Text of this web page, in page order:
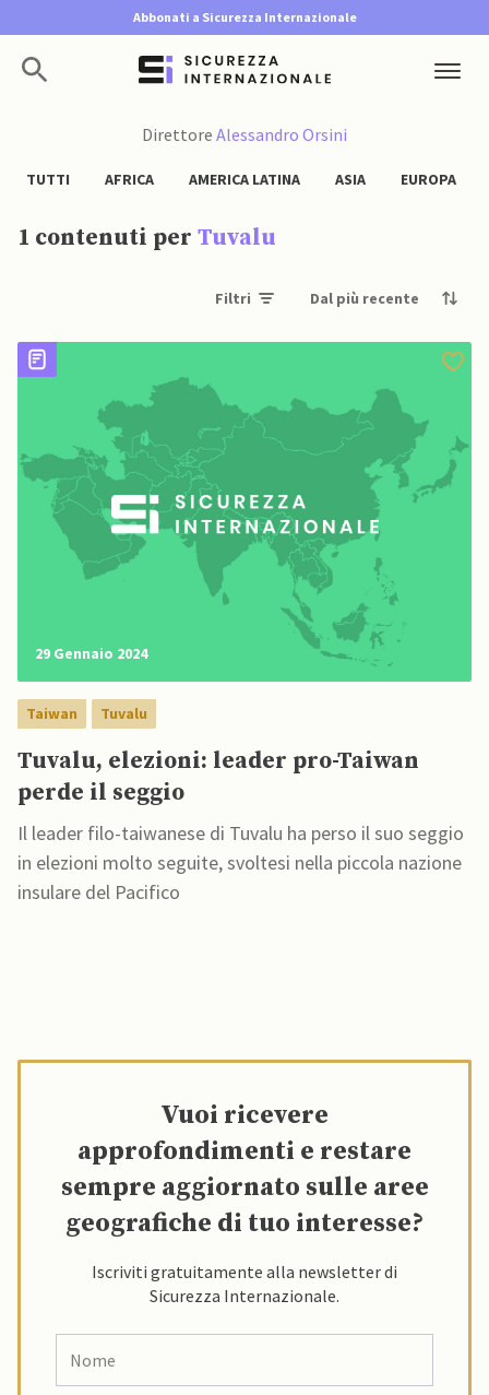
Abbonati a Sicurezza Internazionale
Direttore Alessandro Orsini
TUTTI AFRICA AMERICA LATINA ASIA EUROPA
1 contenuti per Tuvalu
Filtri
29 Gennaio 2024
Taiwan Tuvalu
Tuvalu, elezioni: leader pro-Taiwan
perde il seggio
Il leader filo-taiwanese di Tuvalu ha perso il suo seggio
in elezioni molto seguite, svoltesi nella piccola nazione
insulare del Pacifico
Vuoi ricevere
approfondimenti e restare
sempre aggiornato sulle aree
geografiche di tuo interesse?
Iscriviti gratuitamente alla newsletter di
Sicurezza Internazionale.